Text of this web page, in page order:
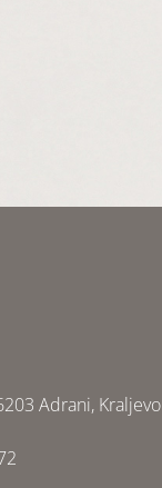
Adrani, Kraljevo